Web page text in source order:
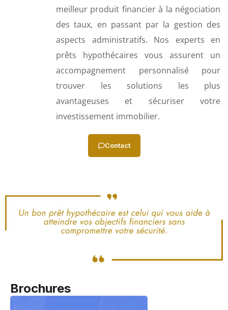
meilleur produit financier à la négociation
des taux, en passant par la gestion des
aspects administratifs. Nos experts en
prêts hypothécaires vous assurent un
accompagnement personnalisé pour
trouver les solutions les plus
avantageuses et sécuriser votre
investissement immobilier.
Contact
Brochures